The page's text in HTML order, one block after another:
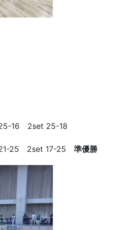
16 2set 25-18
25 2set 17-25 準優勝